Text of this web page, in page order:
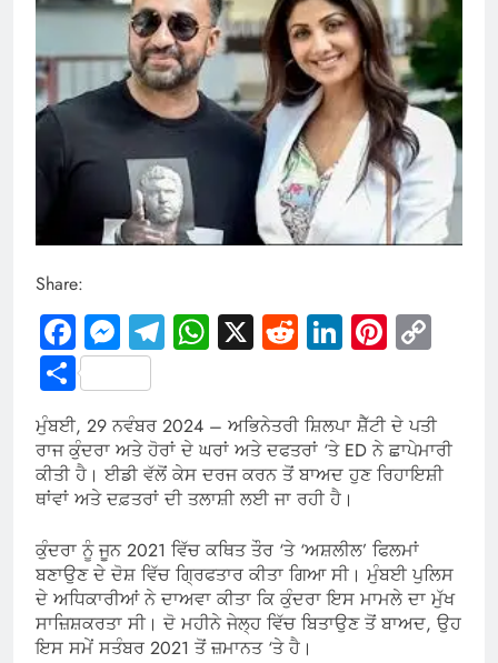
Share:
Facebook
Messenger
Telegram
WhatsApp
X RedditLinkedIn
Share
ਮੁੰਬਈ, 29 ਨਵੰਬਰ 2024 – ਅਭਿਨੇਤਰੀ ਸ਼ਿਲਪਾ ਸ਼ੈੱਟੀ ਦੇ ਪਤੀ
ਰਾਜ ਕੁੰਦਰਾ ਅਤੇ ਹੋਰਾਂ ਦੇ ਘਰਾਂ ਅਤੇ ਦਫਤਰਾਂ ‘ਤੇ ED ਨੇ ਛਾਪੇਮਾਰੀ
ਕੀਤੀ ਹੈ। ਈਡੀ ਵੱਲੋਂ ਕੇਸ ਦਰਜ ਕਰਨ ਤੋਂ ਬਾਅਦ ਹੁਣ ਰਿਹਾਇਸ਼ੀ
ਥਾਂਵਾਂ ਅਤੇ ਦਫ਼ਤਰਾਂ ਦੀ ਤਲਾਸ਼ੀ ਲਈ ਜਾ ਰਹੀ ਹੈ।
ਕੁੰਦਰਾ ਨੂੰ ਜੂਨ 2021 ਵਿੱਚ ਕਥਿਤ ਤੌਰ ‘ਤੇ ‘ਅਸ਼ਲੀਲ’ ਫਿਲਮਾਂ
ਬਣਾਉਣ ਦੇ ਦੋਸ਼ ਵਿੱਚ ਗ੍ਰਿਫਤਾਰ ਕੀਤਾ ਗਿਆ ਸੀ। ਮੁੰਬਈ ਪੁਲਿਸ
ਦੇ ਅਧਿਕਾਰੀਆਂ ਨੇ ਦਾਅਵਾ ਕੀਤਾ ਕਿ ਕੁੰਦਰਾ ਇਸ ਮਾਮਲੇ ਦਾ ਮੁੱਖ
ਸਾਜ਼ਿਸ਼ਕਰਤਾ ਸੀ। ਦੋ ਮਹੀਨੇ ਜੇਲ੍ਹ ਵਿੱਚ ਬਿਤਾਉਣ ਤੋਂ ਬਾਅਦ, ਉਹ
ਇਸ ਸਮੇਂ ਸਤੰਬਰ 2021 ਤੋਂ ਜ਼ਮਾਨਤ ‘ਤੇ ਹੈ।